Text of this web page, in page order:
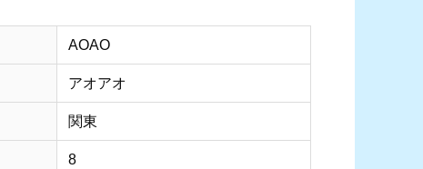
AOAO
アオアオ
関東
8